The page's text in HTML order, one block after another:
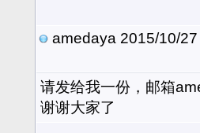
amedaya 2015/10/
请发给我一份，邮箱
谢谢大家了